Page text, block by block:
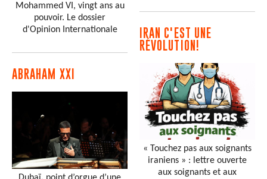
Mohammed VI, vingt ans au
pouvoir. Le dossier
d'Opinion Internationale
ABRAHAM XXI
IRAN C'EST UNE
RÉVOLUTION!
« Touchez pas aux soignants
iraniens » : lettre ouverte
aux soignants et aux